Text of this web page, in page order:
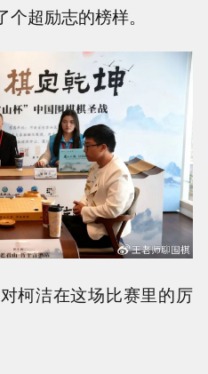
超励志的榜样。
柯洁在这场比赛里的厉